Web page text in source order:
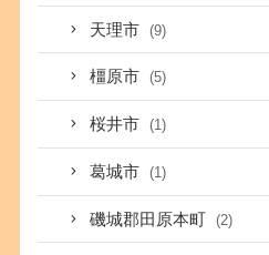
天理市 (9)
橿原市 (5)
桜井市 (1)
葛城市 (1)
磯城郡田原本町 (2)